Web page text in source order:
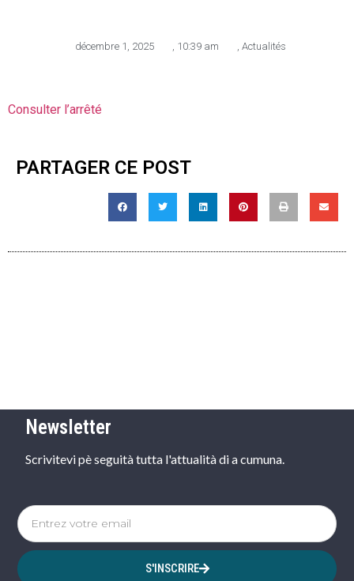
décembre 1, 2025 , 10:39 am , Actualités
Consulter l’arrêté
PARTAGER CE POST
Newsletter
Scrivitevi pè seguità tutta l'attualità di a cumuna.
S'INSCRIRE